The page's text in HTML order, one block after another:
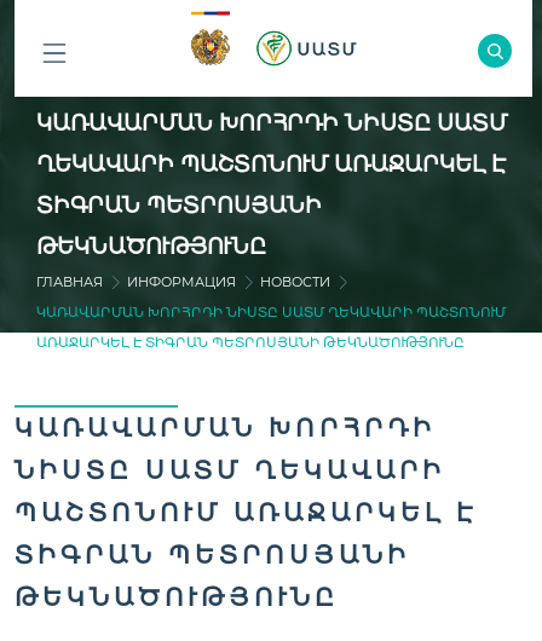
ԲՈԼՈՐ
ԲԱԺԻՆՆԵՐԸ
ԿԱՌԱՎԱՐՄԱՆ ԽՈՐՀՐԴԻ ՆԻՍՏԸ ՍԱՏՄ
ՂԵԿԱՎԱՐԻ ՊԱՇՏՈՆՈՒՄ ԱՌԱՋԱՐԿԵԼ Է
ՏԻԳՐԱՆ ՊԵՏՐՈՍՅԱՆԻ
ԹԵԿՆԱԾՈՒԹՅՈՒՆԸ
ГЛАВНАЯ ИНФОРМАЦИЯ
НОВОСТИ
ԿԱՌԱՎԱՐՄԱՆ ԽՈՐՀՐԴԻ ՆԻՍՏԸ ՍԱՏՄ ՂԵԿԱՎԱՐԻ ՊԱՇՏՈՆՈՒՄ
ԱՌԱՋԱՐԿԵԼ Է ՏԻԳՐԱՆ ՊԵՏՐՈՍՅԱՆԻ ԹԵԿՆԱԾՈՒԹՅՈՒՆԸ
ԿԱՌԱՎԱՐՄԱՆ ԽՈՐՀՐԴԻ
ՆԻՍՏԸ ՍԱՏՄ ՂԵԿԱՎԱՐԻ
ՊԱՇՏՈՆՈՒՄ ԱՌԱՋԱՐԿԵԼ Է
ՏԻԳՐԱՆ ՊԵՏՐՈՍՅԱՆԻ
ԹԵԿՆԱԾՈՒԹՅՈՒՆԸ